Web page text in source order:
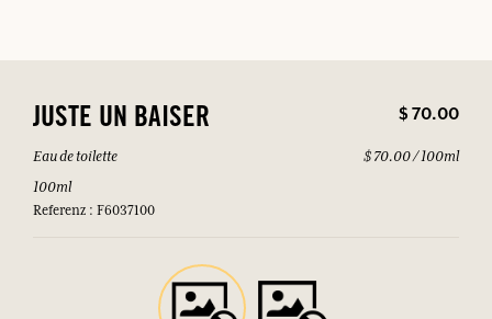
JUSTE UN BAISER $ 70.00
Eau de toilette
100ml
Referenz : F6037100
$ 70.00 / 100ml